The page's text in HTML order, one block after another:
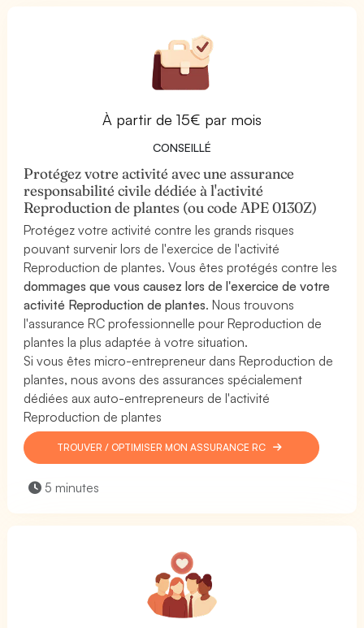
À partir de 15€ par mois
CONSEILLÉ
Protégez votre activité avec une assurance
responsabilité civile dédiée à l'activité
Reproduction de plantes (ou code APE 0130Z)
Protégez votre activité contre les grands risques
pouvant survenir lors de l'exercice de l'activité
Reproduction de plantes. Vous êtes protégés contre les
dommages que vous causez lors de l'exercice de votre
activité Reproduction de plantes. Nous trouvons
l'assurance RC professionnelle pour Reproduction de
plantes la plus adaptée à votre situation.
Si vous êtes micro-entrepreneur dans Reproduction de
plantes, nous avons des assurances spécialement
dédiées aux auto-entrepreneurs de l'activité
Reproduction de plantes
TROUVER / OPTIMISER MON ASSURANCE RC
5 minutes